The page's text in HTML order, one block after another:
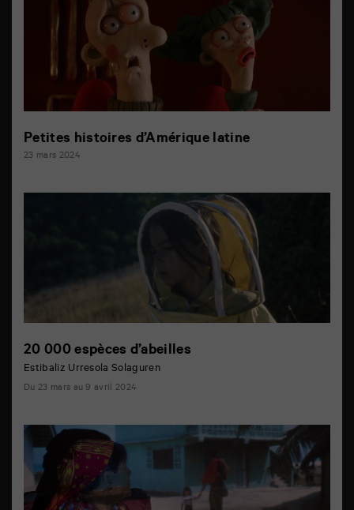
Petites histoires d’Amérique latine
23 mars 2024
20 000 espèces d’abeilles
Estibaliz Urresola Solaguren
Du 23 mars au 9 avril 2024